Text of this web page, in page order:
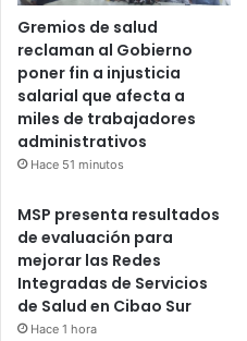
Gremios de salud
reclaman al Gobierno
poner fin a injusticia
salarial que afecta a
miles de trabajadores
administrativos
Hace 51 minutos
MSP presenta resultados
de evaluación para
mejorar las Redes
Integradas de Servicios
de Salud en Cibao Sur
Hace 1 hora